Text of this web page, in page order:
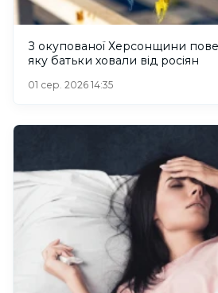
З окупованої Херсонщини
яку батьки ховали від росіян
01 сер. 2026 14:35